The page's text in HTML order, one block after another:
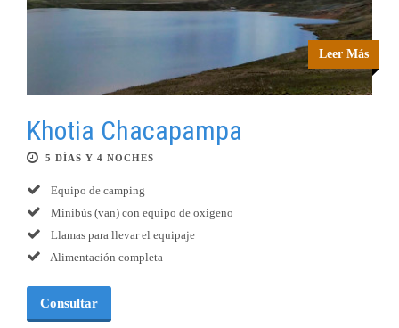
Leer Más
Khotia Chacapampa
5 DÍAS Y 4 NOCHES
Equipo de camping
Minibús (van) con equipo de oxigeno
Llamas para llevar el equipaje
Alimentación completa
Consultar